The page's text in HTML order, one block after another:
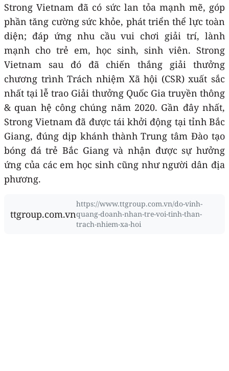
Strong Vietnam đã có sức lan tỏa mạnh mẽ, góp
phần tăng cường sức khỏe, phát triển thể lực toàn
diện; đáp ứng nhu cầu vui chơi giải trí, lành
mạnh cho trẻ em, học sinh, sinh viên. Strong
Vietnam sau đó đã chiến thắng giải thưởng
chương trình Trách nhiệm Xã hội (CSR) xuất sắc
nhất tại lễ trao Giải thưởng Quốc Gia truyền thông
& quan hệ công chúng năm 2020. Gần đây nhất,
Strong Vietnam đã được tái khởi động tại tỉnh Bắc
Giang, đúng dịp khánh thành Trung tâm Đào tạo
bóng đá trẻ Bắc Giang và nhận được sự hưởng
ứng của các em học sinh cũng như người dân địa
phương.
ttgroup.com.vn
https://www.ttgroup.com.vn/do-vinh-
quang-doanh-nhan-tre-voi-tinh-than-
trach-nhiem-xa-hoi